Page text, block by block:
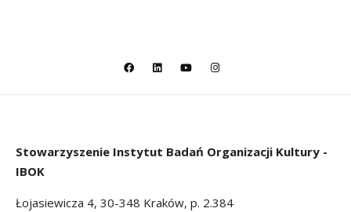
Stowarzyszenie Instytut Badań Organizacji Kultury -
IBOK
Łojasiewicza 4, 30-348 Kraków, p. 2.384